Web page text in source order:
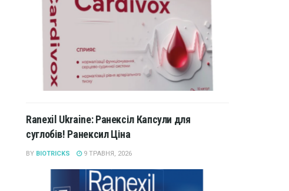
Ranexil Ukraine: Ранексіл Капсули для
суглобів! Ранексил Ціна
BY BIOTRICKS 9 ТРАВНЯ, 2026